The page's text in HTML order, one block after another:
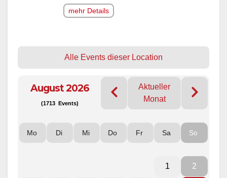
mehr Details
Alle Events dieser Location
August 2026
(1713 Events)
Aktueller
Monat
Mo Di Mi Do Fr Sa So
1 2